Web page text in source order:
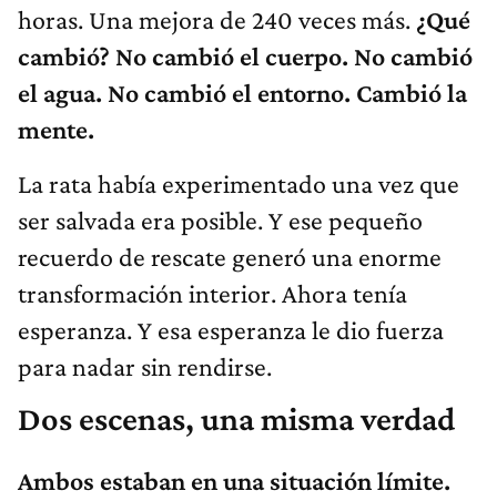
horas. Una mejora de 240 veces más. ¿Qué
cambió? No cambió el cuerpo. No cambió
el agua. No cambió el entorno. Cambió la
mente.
La rata había experimentado una vez que
ser salvada era posible. Y ese pequeño
recuerdo de rescate generó una enorme
transformación interior. Ahora tenía
esperanza. Y esa esperanza le dio fuerza
para nadar sin rendirse.
Dos escenas, una misma verdad
Ambos estaban en una situación límite.